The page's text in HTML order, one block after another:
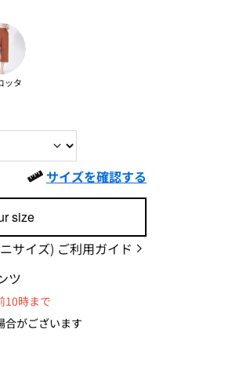
ッタ
サイズを確認する
size
サイズ) ご利用ガイド
ツ
10時まで
がございます